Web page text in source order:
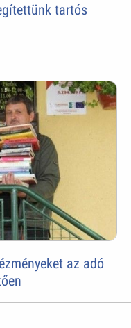
tartós
az adó